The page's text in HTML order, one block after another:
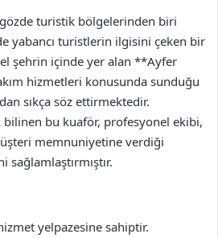
turistik bölgelerinden biri
yabancı turistlerin ilgisini çeken bir
şehrin içinde yer alan **Ayfer
hizmetleri konusunda sunduğu
sıkça söz ettirmektedir.
bu kuaför, profesyonel ekibi,
memnuniyetine verdiği
yelpazesine sahiptir.